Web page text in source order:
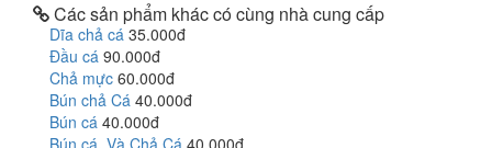
Các sản phẩm khác có cùng nhà cung cấp
Dĩa chả cá 35.000đ
Đầu cá 90.000đ
Chả mực 60.000đ
Bún chả Cá 40.000đ
Bún cá 40.000đ
Bún cá, Và Chả Cá 40.000đ